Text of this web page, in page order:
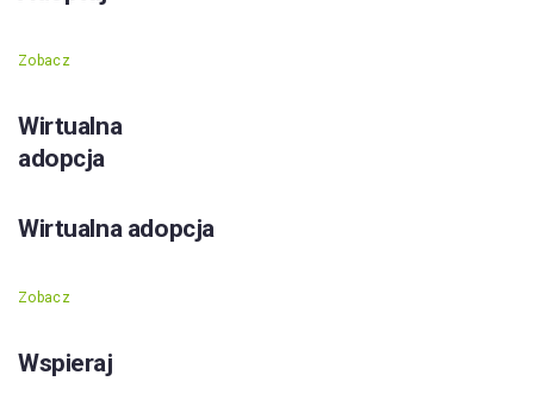
Zobacz
Wirtualna
adopcja
Wirtualna adopcja
Zobacz
Wspieraj